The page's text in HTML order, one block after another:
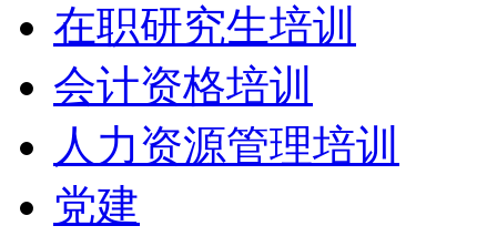
在职研究生培训
会计资格培训
人力资源管理培训
党建